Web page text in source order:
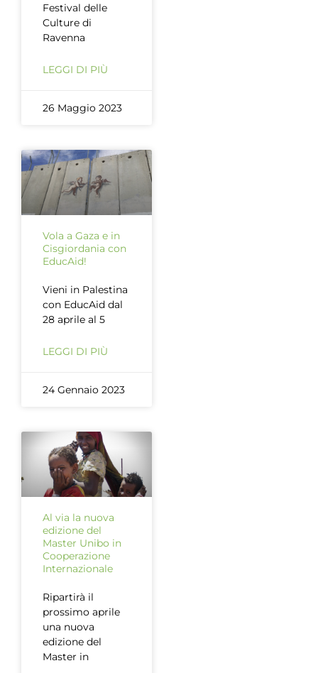
Festival delle
Culture di
Ravenna
LEGGI DI PIÙ
26 Maggio 2023
Vola a Gaza e in
Cisgiordania con
EducAid!
Vieni in Palestina
con EducAid dal
28 aprile al 5
LEGGI DI PIÙ
24 Gennaio 2023
Al via la nuova
edizione del
Master Unibo in
Cooperazione
Internazionale
Ripartirà il
prossimo aprile
una nuova
edizione del
Master in